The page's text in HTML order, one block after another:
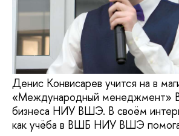
Денис Конвисарев учится на в
«Международный менеджмент»
бизнеса НИУ ВШЭ. В своём
как учёба в ВШБ НИУ ВШЭ